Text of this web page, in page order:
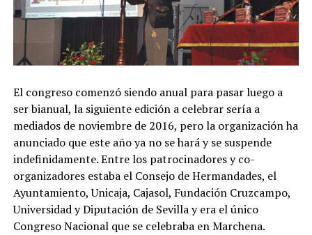
El congreso comenzó siendo anual para pasar luego a
ser bianual, la siguiente edición a celebrar sería a
mediados de noviembre de 2016, pero la organización ha
anunciado que este año ya no se hará y se suspende
indefinidamente. Entre los patrocinadores y co-
organizadores estaba el Consejo de Hermandades, el
Ayuntamiento, Unicaja, Cajasol, Fundación Cruzcampo,
Universidad y Diputación de Sevilla y era el único
Congreso Nacional que se celebraba en Marchena.